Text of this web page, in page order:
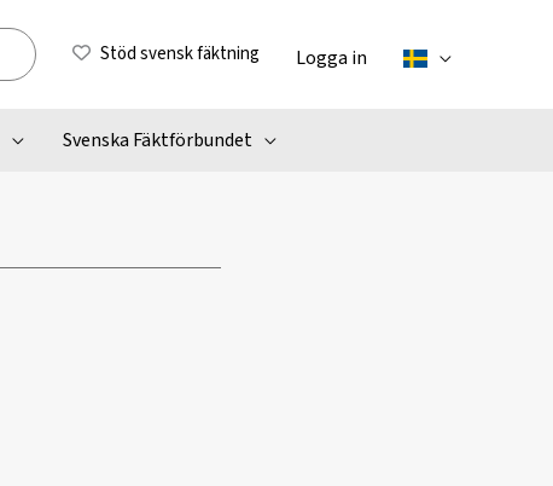
Stöd svensk fäktning Logga in
Svenska Fäktförbundet